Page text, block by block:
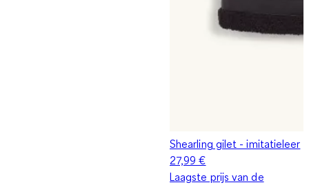
Shearling gilet - imitatieleer
27,99 €
Laagste prijs van de